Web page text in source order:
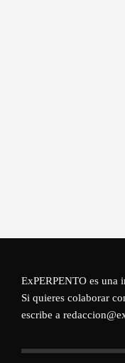
ExPERPENTO es una
Si quieres colaborar
escribe a